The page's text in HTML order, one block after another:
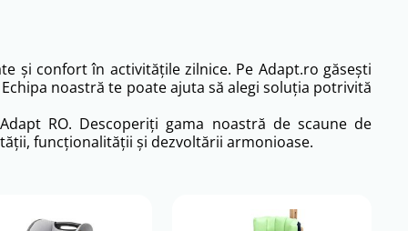
și confort în activitățile zilnice. Pe Adapt.ro găsești
noastră te poate ajuta să alegi soluția potrivită
RO. Descoperiți gama noastră de scaune de
funcționalității și dezvoltării armonioase.